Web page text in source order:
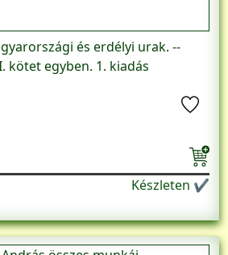
és erdélyi urak. --
kötet egyben. 1. kiadás
Készleten ✔